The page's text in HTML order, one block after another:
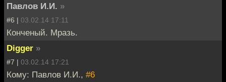
Павлов И.И. »
#6 | 03.02.14 17:11
Конченый. Мразь.
Digger »
#7 | 03.02.14 17:21
Кому: Павлов И.И., #6